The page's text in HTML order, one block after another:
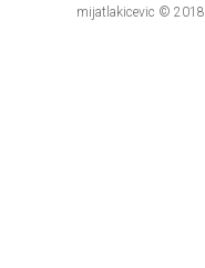
mijatlakicevic © 2018